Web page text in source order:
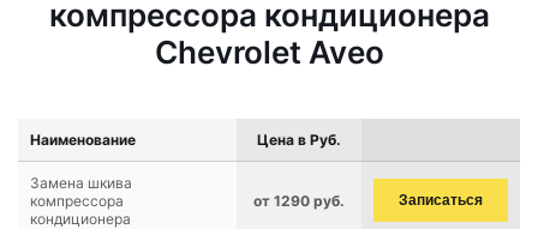
компрессора кондиционера
Chevrolet Aveo
Наименование Цена в Руб.
Замена шкива
компрессора
кондиционера
от 1290 руб. Записаться